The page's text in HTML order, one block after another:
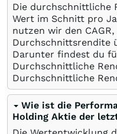
Die durchschnittliche
Wert im Schnitt pro
nutzen wir den
Durchschnittsrendite
Darunter findest du
Durchschnittliche
Durchschnittliche
Wie ist die
Holding Aktie der